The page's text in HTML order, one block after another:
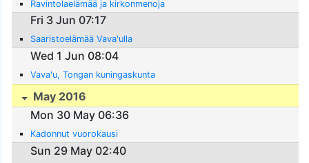
Ravintolaelämää ja kirkonmenoja
Fri 3 Jun 07:17
Saaristoelämää Vava'ulla
Wed 1 Jun 08:04
Vava'u, Tongan kuningaskunta
May 2016
Mon 30 May 06:36
Kadonnut vuorokausi
Sun 29 May 02:40